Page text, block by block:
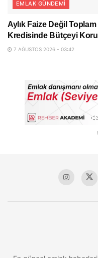
EMLAK GÜNDEMI
Aylık Faize Değil
Kredisinde Bütçeyi
7 AĞUSTOS 2026 - 03:42